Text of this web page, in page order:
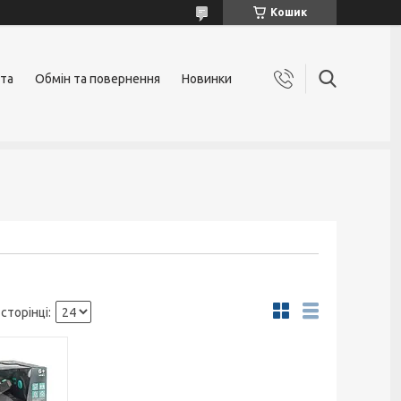
Кошик
Обмін та повернення Новинки